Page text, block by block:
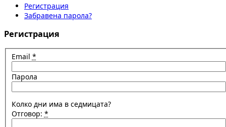
Регистрация
Забравена парола?
Регистрация
Email *
Парола
Колко дни има в седмицата?
Отговор: *